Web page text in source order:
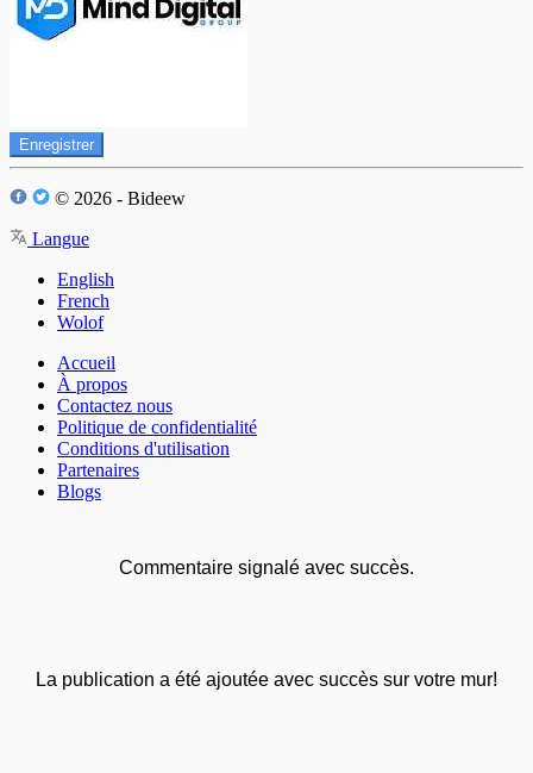
Enregistrer
© 2026 - Bideew
Langue
English
French
Wolof
Accueil
À propos
Contactez nous
Politique de confidentialité
Conditions d'utilisation
Partenaires
Blogs
Commentaire signalé avec succès.
La publication a été ajoutée avec succès sur votre mur!